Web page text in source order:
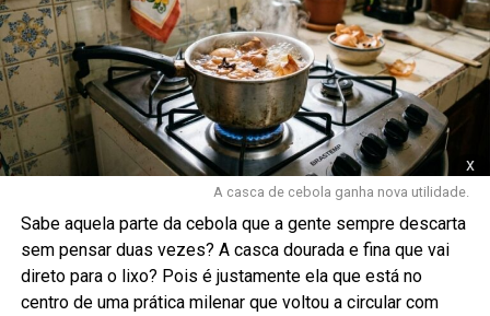
x
A casca de cebola ganha nova utilidade.
Sabe aquela parte da cebola que a gente sempre descarta
sem pensar duas vezes? A casca dourada e fina que vai
direto para o lixo? Pois é justamente ela que está no
centro de uma prática milenar que voltou a circular com